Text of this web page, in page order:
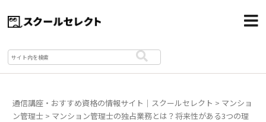
通信講座・おすすめ資格の情報サイト｜スクールセレクト > マンショ
ン管理士 > マンション管理士の独占業務とは？将来性がある3つの理